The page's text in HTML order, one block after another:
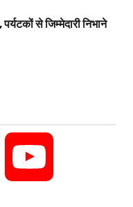
से जिम्मेदारी निभाने